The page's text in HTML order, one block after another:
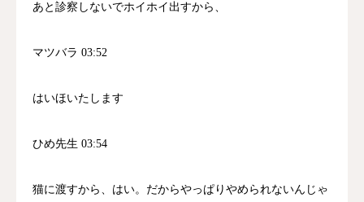
あと診察しないでホイホイ出すから、
マツバラ 03:52
はいほいたします
ひめ先生 03:54
猫に渡すから、はい。だからやっぱりやめられないんじゃ